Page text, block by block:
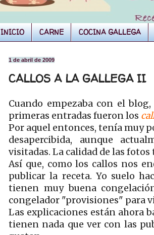
INICIO CARNE COCINA GALLEGA
1 de abril de 2009
CALLOS A LA GALLEGA II
Cuando empezaba con el
primeras entradas fueron los
Por aquel entonces, tenía muy
desapercibida, aunque
visitadas. La calidad de las fotos
Así que, como los callos nos
publicar la receta. Yo suelo
tienen muy buena
congelador "provisiones" para
Las explicaciones están ahora
tienen nada que ver con las